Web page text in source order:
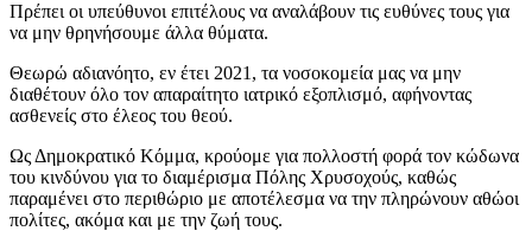
Πρέπει οι υπεύθυνοι επιτέλους να αναλάβουν τις ευθύνες τους για
να μην θρηνήσουμε άλλα θύματα.
Θεωρώ αδιανόητο, εν έτει 2021, τα νοσοκομεία μας να μην
διαθέτουν όλο τον απαραίτητο ιατρικό εξοπλισμό, αφήνοντας
ασθενείς στο έλεος του θεού.
Ως Δημοκρατικό Κόμμα, κρούομε για πολλοστή φορά τον κώδωνα
του κινδύνου για το διαμέρισμα Πόλης Χρυσοχούς, καθώς
παραμένει στο περιθώριο με αποτέλεσμα να την πληρώνουν αθώοι
πολίτες, ακόμα και με την ζωή τους.